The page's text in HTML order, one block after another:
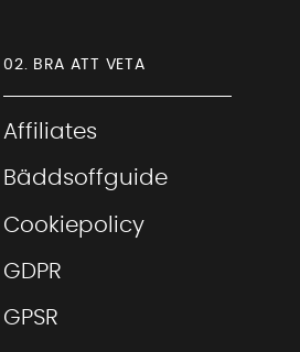
02. BRA ATT VETA
Affiliates
Bäddsoffguide
Cookiepolicy
GDPR
GPSR